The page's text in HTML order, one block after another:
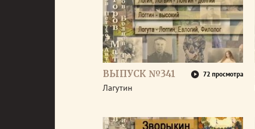
ВЫПУСК №341 72 просмотра
Лагутин